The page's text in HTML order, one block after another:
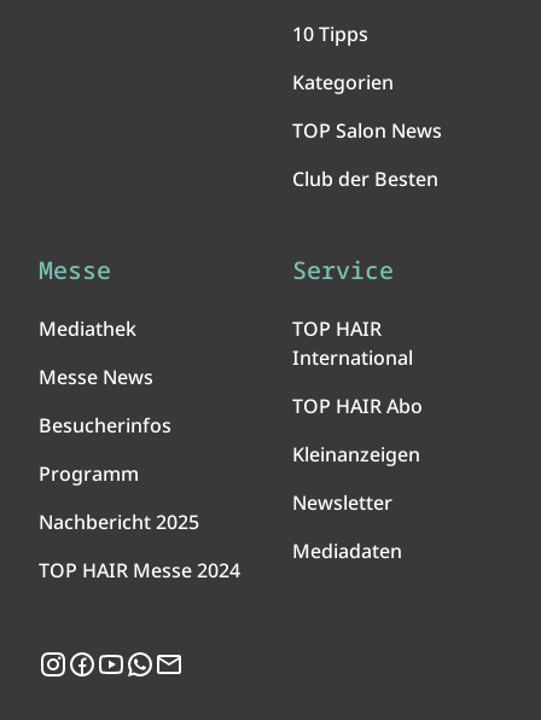
10 Tipps
Kategorien
TOP Salon News
Club der Besten
Messe
Mediathek
Messe News
Besucherinfos
Programm
Nachbericht 2025
TOP HAIR Messe 2024
Service
TOP HAIR
International
TOP HAIR Abo
Kleinanzeigen
Newsletter
Mediadaten
Instagram
Facebook
YouTubeWhatsApp